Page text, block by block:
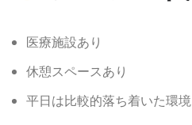
医療施設あり
休憩スペースあり
平日は比較的落ち着いた環境